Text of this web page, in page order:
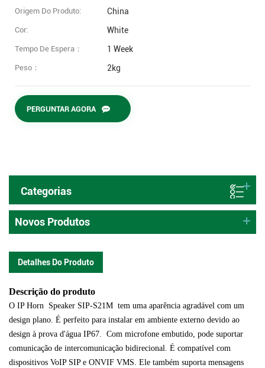
Origem Do Produto: China
Cor: White
Tempo De Espera： 1 Week
Peso： 2kg
PERGUNTAR AGORA
Categorias
Novos Produtos
Detalhes Do Produto
Descrição do produto
O IP Horn Speaker SIP-S21M tem uma aparência agradável com um
design plano. É perfeito para instalar em ambiente externo devido ao
design à prova d'água IP67. Com microfone embutido, pode suportar
comunicação de intercomunicação bidirecional. É compatível com
dispositivos VoIP SIP e ONVIF VMS. Ele também suporta mensagens